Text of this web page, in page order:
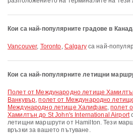
Кои са най-популярните градове в
Vancouver, Toronto, Calgaryса най-
Кои са най-популярните летищни
полет от Международно летище Хамилтън до Международно летище
Ванкувър,полет от Международно
Международно летище Халифакс,полет
Хамилтън до St John's International Airport
летищни маршрути от Hamilton. Тези
връзки за вашето пътуване.